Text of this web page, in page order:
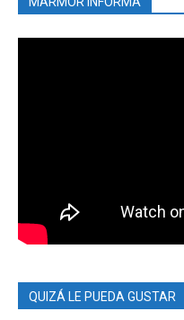
QUIZÁ LE PUEDA GUSTAR